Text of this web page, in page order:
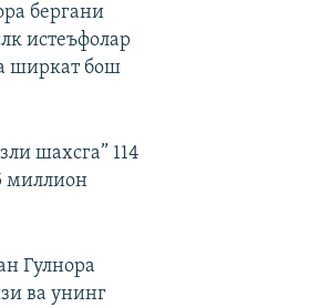
бергани
истеъфолар
ширкат бош
шахсга” 114
миллион
Гулнора
ва унинг